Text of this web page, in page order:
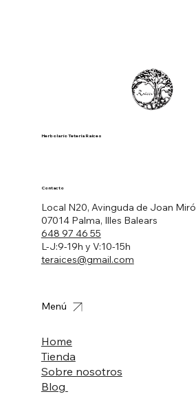
Herbolario Tetería Raíces
Local N20, Avinguda de Joan Miró
07014 Palma, Illes Balears
648 97 46 55
L-J:9-19h y V:10-15h
teraices@gmail.com
Contacto
Home
Tienda
Sobre nosotros
Blog
Menú